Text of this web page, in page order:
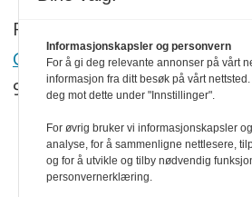
Redaktør:
Georg Mathisen
90 93 28 97
SNARVEIER
Om oss
Informasjonskapsler og personvern
For å gi deg relevante annonser på vårt
informasjon fra ditt besøk på vårt
deg mot dette under "Innstillinger".
For øvrig bruker vi informasjonskapsler
analyse, for å sammenligne nettlesere,
og for å utvikle og tilby nødvendig
personvernerklæring.